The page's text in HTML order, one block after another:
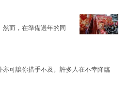
而，在準備過年的同
可讓你措手不及。許多人在不幸降臨